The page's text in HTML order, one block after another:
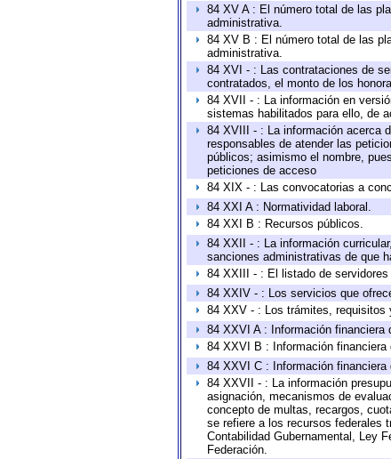
84 XV A : El número total de las
administrativa.
84 XV B : El número total de las
administrativa.
84 XVI - : Las contrataciones de
contratados, el monto de los
84 XVII - : La información en
sistemas habilitados para ello, de
84 XVIII - : La información acerca
responsables de atender las
públicos; asimismo el nombre,
peticiones de acceso
84 XIX - : Las convocatorias a
84 XXI A : Normatividad laboral.
84 XXI B : Recursos públicos.
84 XXII - : La información
sanciones administrativas de que
84 XXIII - : El listado de
84 XXIV - : Los servicios que
84 XXV - : Los trámites, requisitos
84 XXVI A : Información financiera
84 XXVI B : Información
84 XXVI C : Información
84 XXVII - : La información
asignación, mecanismos de
concepto de multas, recargos,
se refiere a los recursos federales
Contabilidad Gubernamental, Ley
Federación.